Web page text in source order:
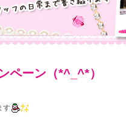
ペーン（*^_^*）
す